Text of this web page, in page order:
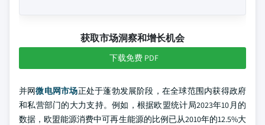
获取市场洞察和增长机会
下载免费 PDF
并网微电网市场正处于蓬勃发展阶段，在全球范围内获得政府
和私营部门的大力支持。例如，根据欧盟统计局2023年10月的
数据，欧盟能源消费中可再生能源的比例已从2010年的12.5%大